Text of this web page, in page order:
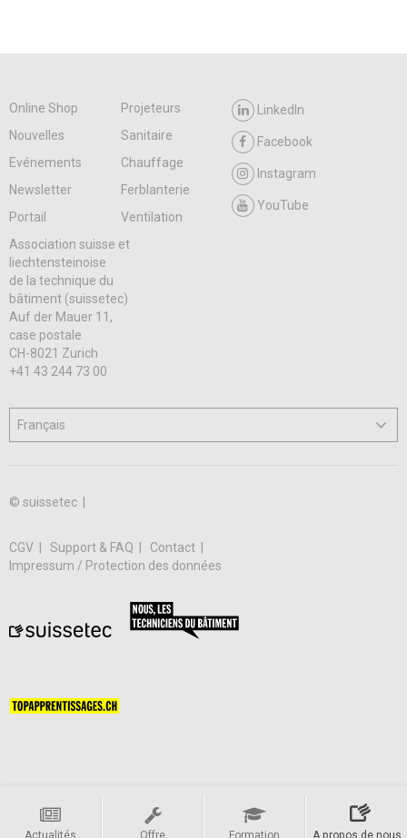
Online Shop
Projeteurs
Nouvelles
Sanitaire
Evénements
Chauffage
Newsletter
Ferblanterie
Portail
Ventilation
LinkedIn
Facebook
Instagram
YouTube
Association suisse et
liechtensteinoise
de la technique du
bâtiment (suissetec)
Auf der Mauer 11,
case postale
CH-8021 Zurich
+41 43 244 73 00
© suissetec |
CGV Support & FAQ
Contact
Impressum / Protection des données
Actualités Offre Formation A propos de nous